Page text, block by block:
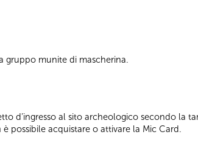
gruppo munite di mascherina.
d’ingresso al sito archeologico secondo la
possibile acquistare o attivare la Mic Card.